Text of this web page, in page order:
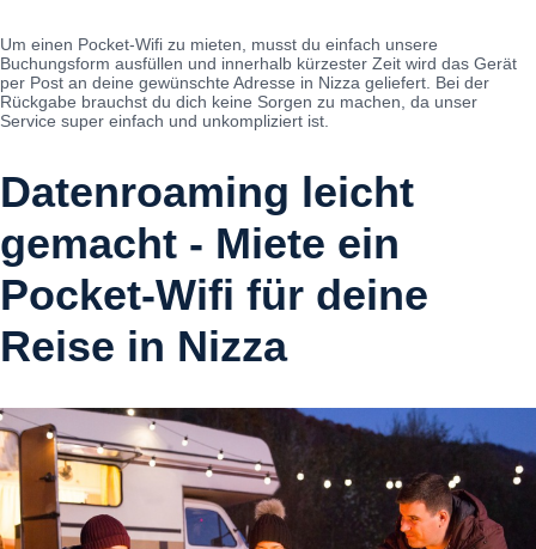
Um einen Pocket-Wifi zu mieten, musst du einfach unsere
Buchungsform ausfüllen und innerhalb kürzester Zeit wird das Gerät
per Post an deine gewünschte Adresse in Nizza geliefert. Bei der
Rückgabe brauchst du dich keine Sorgen zu machen, da unser
Service super einfach und unkompliziert ist.
Datenroaming leicht
gemacht - Miete ein
Pocket-Wifi für deine
Reise in Nizza